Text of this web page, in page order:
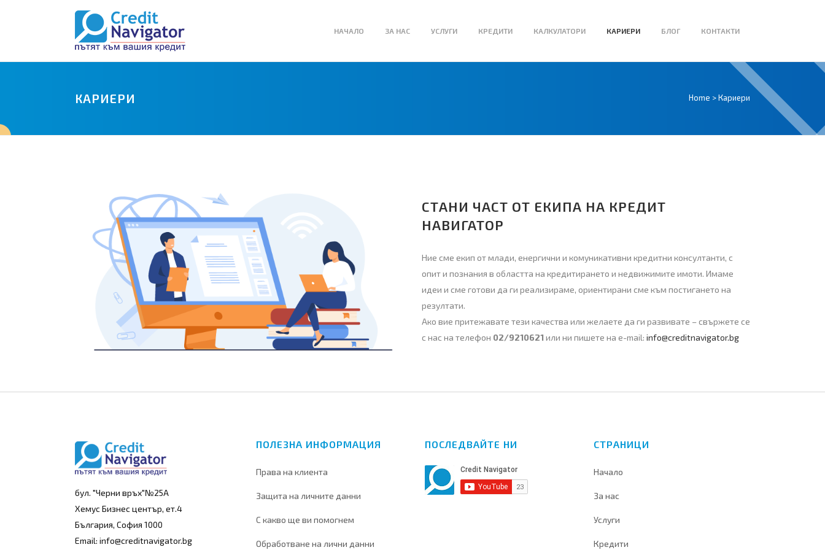
НАЧАЛО ЗА НАС УСЛУГИ КРЕДИТИ КАЛКУЛАТОРИ КАРИЕРИ БЛОГ КОНТАКТИ
КАРИЕРИ Home >Кариери
СТАНИ ЧАСТ ОТ ЕКИПА НА КРЕДИТ
НАВИГАТОР
Ние сме екип от млади, енергични и комуникативни кредитни консултанти, с
опит и познания в областта на кредитирането и недвижимите имоти. Имаме
идеи и сме готови да ги реализираме, ориентирани сме към постигането на
резултати.
Ако вие притежавате тези качества или желаете да ги развивате – свържете се
с нас на телефон 02/9210621 или ни пишете на e-mail: info@creditnavigator.bg
бул. "Черни връх"№25А
Хемус Бизнес център, ет.4
България, София 1000
Email: info@creditnavigator.bg
ПОЛЕЗНА ИНФОРМАЦИЯ
Права на клиента
Защита на личните данни
С какво ще ви помогнем
Обработване на лични данни
ПОСЛЕДВАЙТЕ НИ СТРАНИЦИ
Начало
За нас
Услуги
Кредити